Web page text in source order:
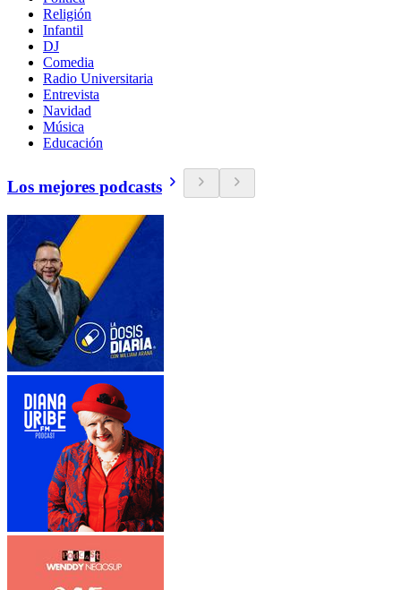
Religión
Infantil
DJ
Comedia
Radio Universitaria
Entrevista
Navidad
Música
Educación
Los mejores podcasts